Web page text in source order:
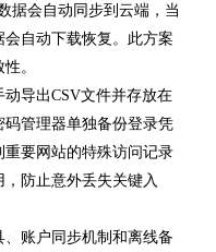
据会自动同步到云端，当
自动下载恢复。此方案
。
导出CSV文件并存放在
管理器单独备份登录凭
要网站的特殊访问记录
防止意外丢失关键入
账户同步机制和离线备